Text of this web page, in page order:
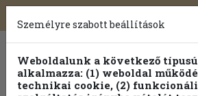
Toggle
navigation
Személyre szabott beállítások
Weboldalunk a következő
alkalmazza: (1) weboldal
technikai cookie, (2)